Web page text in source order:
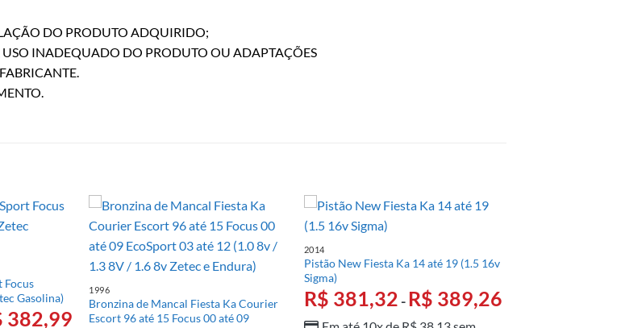
DO PRODUTO ADQUIRIDO;
INADEQUADO DO PRODUTO OU ADAPTAÇÕES
Focus
Gasolina)
382,99
1996
Bronzina de Mancal Fiesta Ka Courier
Escort 96 até 15 Focus 00 até 09
2014
Pistão New Fiesta Ka 14 até 19 (1.5 16v
Sigma)
R$ 381,32 - R$ 389,26